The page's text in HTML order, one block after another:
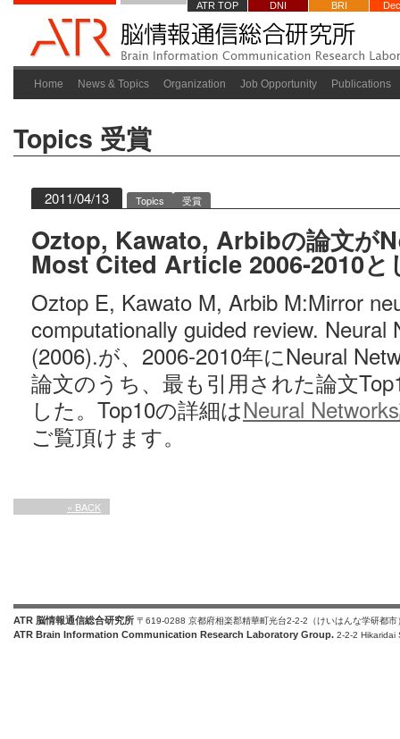
ATR TOP DNI BRI
Home News & Topics Organization Job Opportunity Publications
Topics 受賞
2011/04/13 Topics 受賞
Oztop, Kawato, Arbibの論文が
Most Cited Article 2006-2010と
Oztop E, Kawato M, Arbib M:Mirror
computationally guided review. Neural
(2006).が、2006-2010年にNeural
論文のうち、最も引用された論文
した。Top10の詳細はNeural
ご覧頂けます。
« BACK
ATR 脳情報通信総合研究所 〒619-0288 京都府相楽郡精華町光台2-2-2（けいはんな学研都市
ATR Brain Information Communication Research Laboratory Group. 2-2-2 Hikaridai